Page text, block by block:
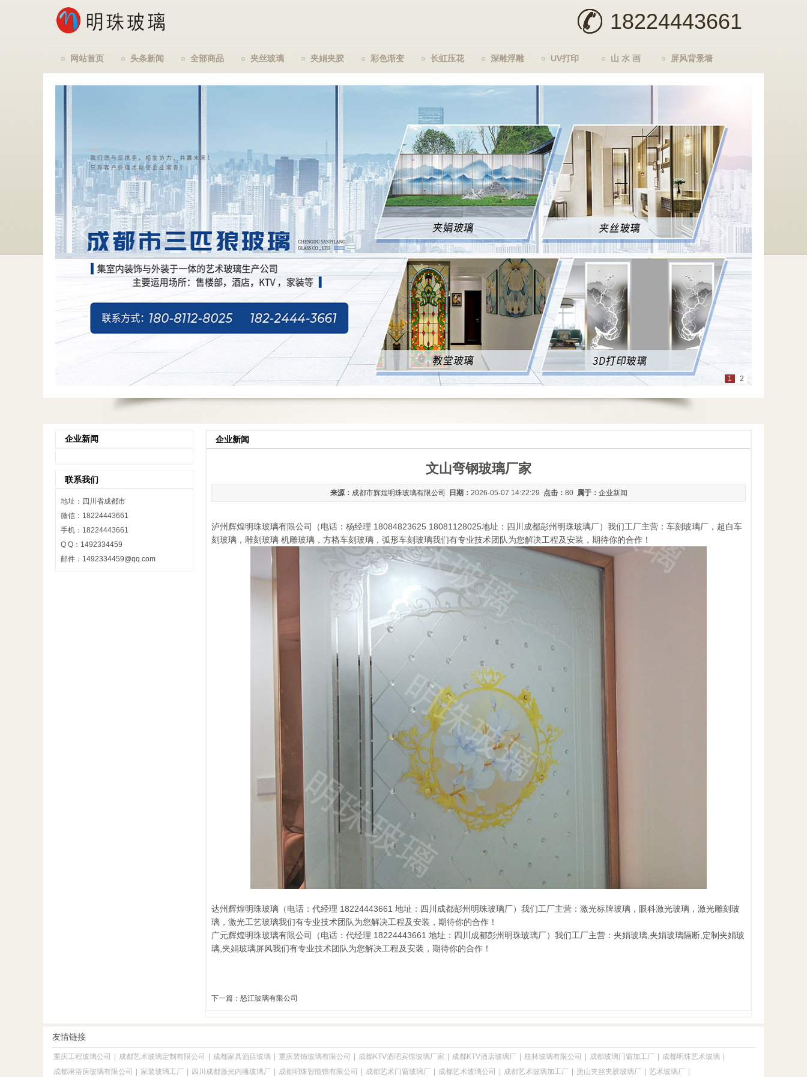
18224443661
网站首页 头条新闻 全部商品 夹丝玻璃 夹娟夹胶 彩色渐变 长虹压花 深雕浮雕 UV打印 山 水 画 屏风背景墙
1 2
企业新闻
联系我们
地址：四川省成都市
微信：18224443661
手机：18224443661
Q Q：1492334459
邮件： 1492334459@qq.com
企业新闻
文山弯钢玻璃厂家
来源： 成都市辉煌明珠玻璃有限公司 日期： 2026-05-07 14:22:29 点击： 80 属于： 企业新闻
泸州辉煌明珠玻璃有限公司（电话：杨经理 18084823625 18081128025地址：四川成都彭州明珠玻璃厂）我们工厂主营：车刻玻璃厂，超白车
刻玻璃，雕刻玻璃 机雕玻璃，方格车刻玻璃，弧形车刻玻璃我们有专业技术团队为您解决工程及安装，期待你的合作！
达州辉煌明珠玻璃（电话：代经理 18224443661 地址：四川成都彭州明珠玻璃厂）我们工厂主营：激光标牌玻璃，眼科激光玻璃，激光雕刻玻
璃，激光工艺玻璃我们有专业技术团队为您解决工程及安装，期待你的合作！
广元辉煌明珠玻璃有限公司（电话：代经理 18224443661 地址：四川成都彭州明珠玻璃厂）我们工厂主营：夹娟玻璃,夹娟玻璃隔断,定制夹娟玻
璃,夹娟玻璃屏风我们有专业技术团队为您解决工程及安装，期待你的合作！
下一篇： 怒江玻璃有限公司
友情链接
重庆工程玻璃公司 成都艺术玻璃定制有限公司 成都家具酒店玻璃 重庆装饰玻璃有限公司 成都KTV酒吧宾馆玻璃厂家 成都KTV酒店玻璃厂 桂林玻璃有限公司 成都玻璃门窗加工厂 成都明珠艺术玻璃
成都淋浴房玻璃有限公司
家装玻璃工厂 四川成都激光内雕玻璃厂 成都明珠智能镜有限公司 成都艺术门窗玻璃厂 成都艺术玻璃公司 成都艺术玻璃加工厂 唐山夹丝夹胶玻璃厂 艺术玻璃厂